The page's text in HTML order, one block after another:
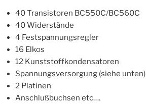
40 Transistoren BC550C/BC560C
40 Widerstände
4 Festspannungsregler
16 Elkos
12 Kunststoffkondensatoren
Spannungsversorgung (siehe unten)
2 Platinen
Anschlußbuchsen etc….